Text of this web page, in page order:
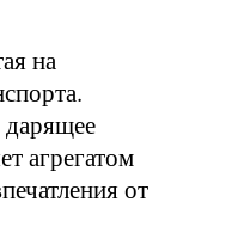
на
дарящее
агрегатом
от